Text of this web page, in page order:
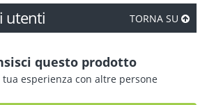
utenti TORNA SU
questo prodotto
esperienza con altre persone